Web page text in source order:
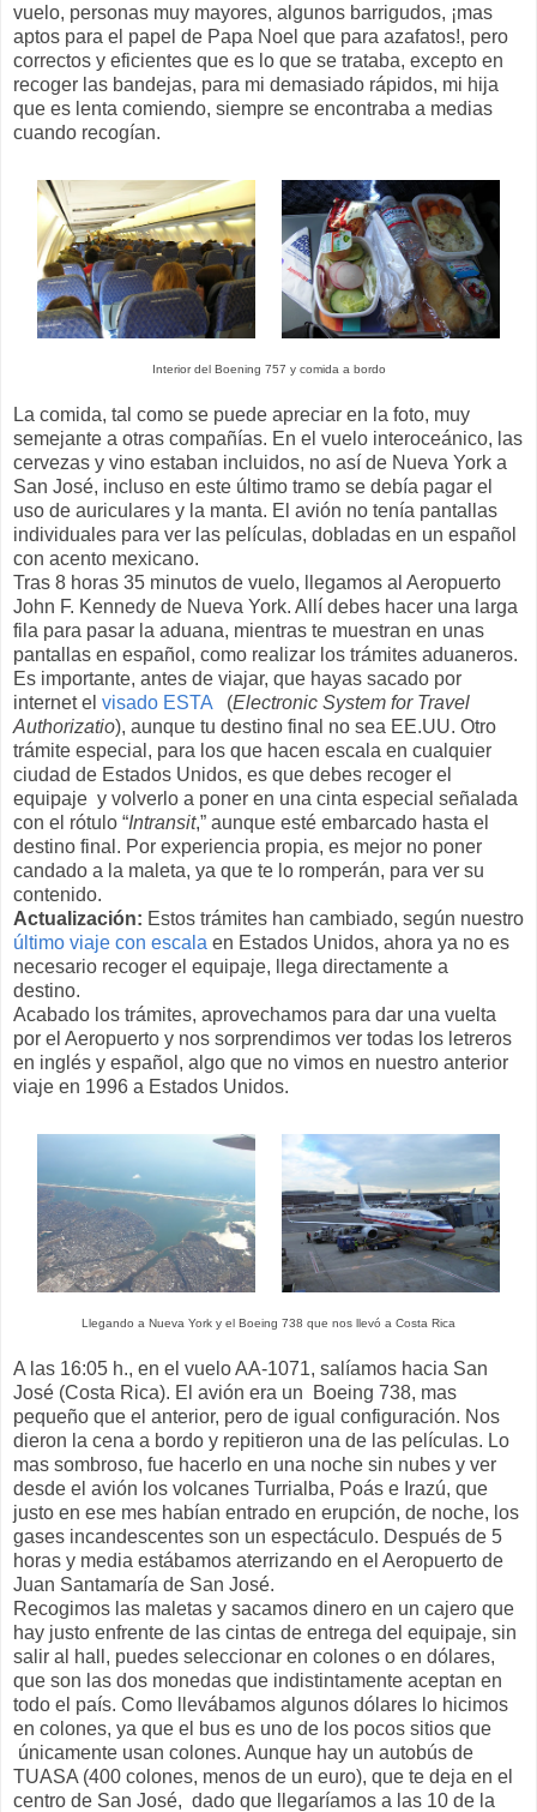
vuelo, personas muy mayores, algunos barrigudos, ¡mas
aptos para el papel de Papa Noel que para azafatos!, pero
correctos y eficientes que es lo que se trataba, excepto en
recoger las bandejas, para mi demasiado rápidos, mi hija
que es lenta comiendo, siempre se encontraba a medias
cuando recogían.
Interior del Boening 757 y comida a bordo
La comida, tal como se puede apreciar en la foto, muy
semejante a otras compañías. En el vuelo interoceánico, las
cervezas y vino estaban incluidos, no así de Nueva York a
San José, incluso en este último tramo se debía pagar el
uso de auriculares y la manta. El avión no tenía pantallas
individuales para ver las películas, dobladas en un español
con acento mexicano.
Tras 8 horas 35 minutos de vuelo, llegamos al Aeropuerto
John F. Kennedy de Nueva York. Allí debes hacer una larga
fila para pasar la aduana, mientras te muestran en unas
pantallas en español, como realizar los trámites aduaneros.
Es importante, antes de viajar, que hayas sacado por
internet el visado ESTA (Electronic System for Travel
Authorizatio), aunque tu destino final no sea EE.UU. Otro
trámite especial, para los que hacen escala en cualquier
ciudad de Estados Unidos, es que debes recoger el
equipaje y volverlo a poner en una cinta especial señalada
con el rótulo “Intransit,” aunque esté embarcado hasta el
destino final. Por experiencia propia, es mejor no poner
candado a la maleta, ya que te lo romperán, para ver su
contenido.
Actualización: Estos trámites han cambiado, según nuestro
último viaje con escala en Estados Unidos, ahora ya no es
necesario recoger el equipaje, llega directamente a
destino.
Acabado los trámites, aprovechamos para dar una vuelta
por el Aeropuerto y nos sorprendimos ver todas los letreros
en inglés y español, algo que no vimos en nuestro anterior
viaje en 1996 a Estados Unidos.
Llegando a Nueva York y el Boeing 738 que nos llevó a Costa Rica
A las 16:05 h., en el vuelo AA-1071, salíamos hacia San
José (Costa Rica). El avión era un Boeing 738, mas
pequeño que el anterior, pero de igual configuración. Nos
dieron la cena a bordo y repitieron una de las películas. Lo
mas sombroso, fue hacerlo en una noche sin nubes y ver
desde el avión los volcanes Turrialba, Poás e Irazú, que
justo en ese mes habían entrado en erupción, de noche, los
gases incandescentes son un espectáculo. Después de 5
horas y media estábamos aterrizando en el Aeropuerto de
Juan Santamaría de San José.
Recogimos las maletas y sacamos dinero en un cajero que
hay justo enfrente de las cintas de entrega del equipaje, sin
salir al hall, puedes seleccionar en colones o en dólares,
que son las dos monedas que indistintamente aceptan en
todo el país. Como llevábamos algunos dólares lo hicimos
en colones, ya que el bus es uno de los pocos sitios que
únicamente usan colones. Aunque hay un autobús de
TUASA (400 colones, menos de un euro), que te deja en el
centro de San José, dado que llegaríamos a las 10 de la